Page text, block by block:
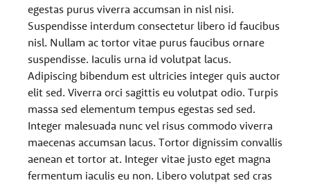
egestas purus viverra accumsan in nisl nisi.
Suspendisse interdum consectetur libero id faucibus
nisl. Nullam ac tortor vitae purus faucibus ornare
suspendisse. Iaculis urna id volutpat lacus.
Adipiscing bibendum est ultricies integer quis auctor
elit sed. Viverra orci sagittis eu volutpat odio. Turpis
massa sed elementum tempus egestas sed sed.
Integer malesuada nunc vel risus commodo viverra
maecenas accumsan lacus. Tortor dignissim convallis
aenean et tortor at. Integer vitae justo eget magna
fermentum iaculis eu non. Libero volutpat sed cras